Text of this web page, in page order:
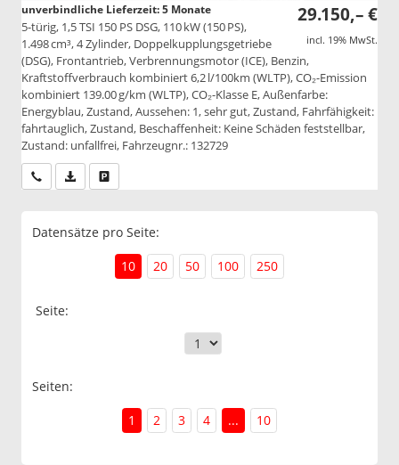
29.150,– €
incl. 19% MwSt.
unverbindliche Lieferzeit:5 Monate
5-türig, 1,5 TSI 150 PS DSG, 110 kW (150 PS),
1.498 cm³, 4 Zylinder, Doppelkupplungsgetriebe
(DSG), Frontantrieb, Verbrennungsmotor (ICE), Benzin,
Kraftstoffverbrauch kombiniert 6,2 l/100km (WLTP), CO₂-Emission
kombiniert 139.00 g/km (WLTP), CO₂-Klasse E, Außenfarbe:
Energyblau, Zustand, Aussehen: 1, sehr gut, Zustand, Fahrfähigkeit:
fahrtauglich, Zustand, Beschaffenheit: Keine Schäden feststellbar,
Zustand: unfallfrei, Fahrzeugnr.: 132729
Wir rufen Sie anPDF-Datei, Fahrzeugexposé drucken
Datensätze pro Seite:
10
20 50 100 250
Seite:
Seiten:
1
2 3 4 ... 10